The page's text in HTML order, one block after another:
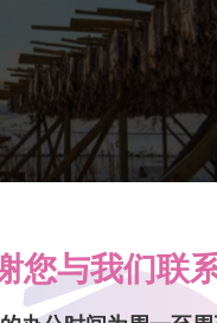
您与我们联